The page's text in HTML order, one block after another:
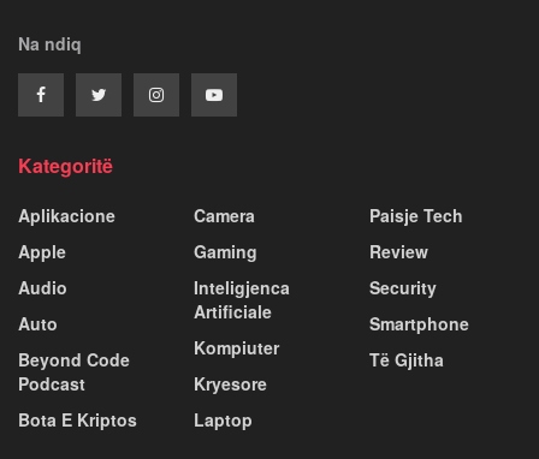
Na ndiq
Kategoritë
Aplikacione
Apple
Audio
Auto
Beyond Code
Podcast
Bota E Kriptos
Camera
Gaming
Inteligjenca
Artificiale
Kompiuter
Kryesore
Laptop
Paisje Tech
Review
Security
Smartphone
Të Gjitha